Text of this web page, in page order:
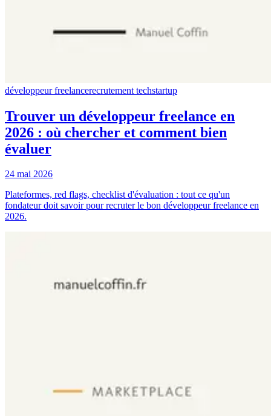
développeur freelancerecrutement techstartup
Trouver un développeur freelance en
2026 : où chercher et comment bien
évaluer
24 mai 2026
Plateformes, red flags, checklist d'évaluation : tout ce qu'un
fondateur doit savoir pour recruter le bon développeur freelance en
2026.